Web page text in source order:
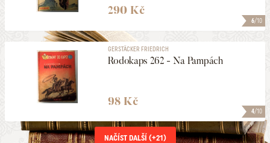
6/10
290 Kč
4/10
GERSTÄCKER FRIEDRICH
Rodokaps 262 - Na Pampách
98 Kč
NAČÍST DALŠÍ (+21)